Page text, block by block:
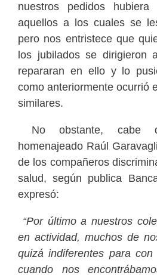
nuestros pedidos
aquellos a los cuales se
pero nos entristece que
los jubilados se dirigieron
repararan en ello y lo
como anteriormente ocurrió
similares.
No obstante, cabe
homenajeado Raúl
de los compañeros
salud, según publica
expresó:
“Por último a nuestros
en actividad, muchos de
quizá indiferentes para con
cuando nos